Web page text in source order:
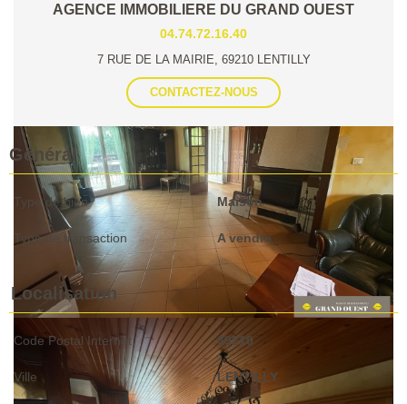
AGENCE IMMOBILIERE DU GRAND OUEST
04.74.72.16.40
7 RUE DE LA MAIRIE, 69210 LENTILLY
CONTACTEZ-NOUS
Général
Type de bien Maison
Type de transaction A vendre
Localisation
Code Postal Internet 69210
Ville LENTILLY